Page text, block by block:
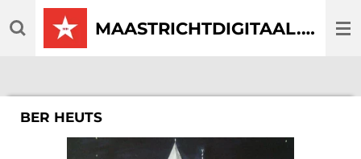
direct
MAASTRICHTDIGITAAL.COM
BER HEUTS